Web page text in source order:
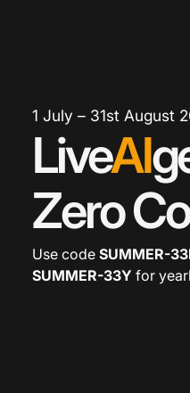
1 July – 31st August
LiveAI
Zero
Use code SUMMER-
SUMMER-33Y for